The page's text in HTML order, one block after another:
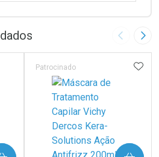
Imagem
Patrocinado